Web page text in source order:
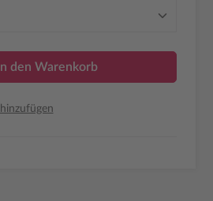
Gib den gewünschten
In den Warenkorb